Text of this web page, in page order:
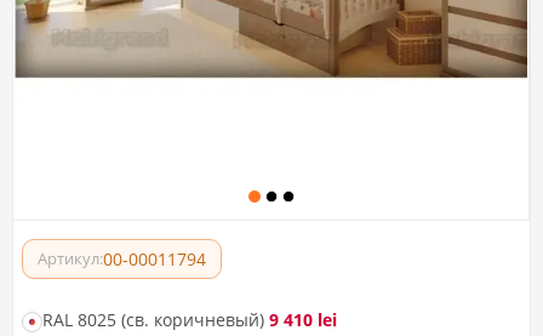
Артикул:00-00011794
RAL 8025 (св. коричневый) 9 410 lei